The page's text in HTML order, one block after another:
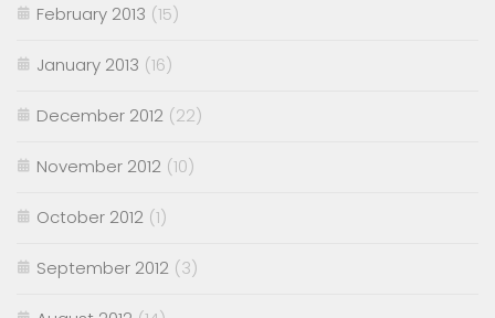
February 2013 (15)
January 2013 (16)
December 2012 (22)
November 2012 (10)
October 2012 (1)
September 2012 (3)